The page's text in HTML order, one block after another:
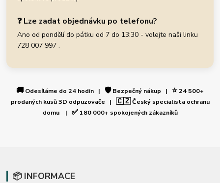
❓ Lze zadat objednávku po telefonu?
Ano od pondělí do pátku od 7 do 13:30 - volejte naši linku
728 007 997 .
🚚 Odesíláme do 24 hodin | 🛡️Bezpečný nákup | ⭐24 500+
prodaných kusů 3D odpuzovače | 🇨🇿Český specialista ochranu
domu | ✅180 000+ spokojených zákazníků
📦 INFORMACE